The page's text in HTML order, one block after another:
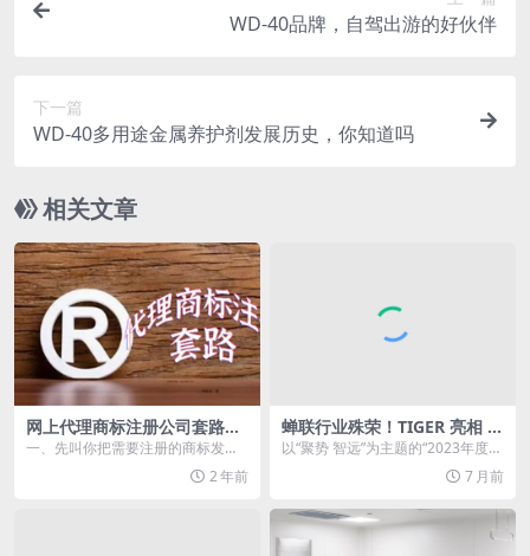
WD-40品牌，自驾出游的好伙伴
下一篇
WD-40多用途金属养护剂发展历史，你知道吗
相关文章
网上代理商标注册公司套路大
揭秘
一、先叫你把需要注册的商标发给
它查询; 二、查询后告诉你，注册通
2 年前
蝉联行业殊荣！TIGER 亮相 2
023 涂料品牌盛会，彰显粉末
涂料年度影响力标杆实力
以“聚势 智远”为主题的“2023年度涂
料行业高峰论坛&防水行业高峰论
7 月前